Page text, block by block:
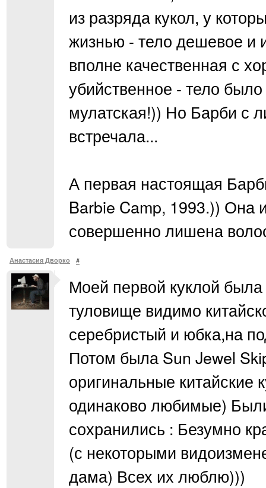
из разряда кукол, у
жизнью - тело дешевое и
вполне качественная с
убийственное - тело было
мулатская!)) Но Барби с
встречала...
А первая настоящая
Barbie Camp, 1993.)) Она
совершенно лишена
Анастасия Дворко #
Моей первой куклой
туловище видимо
серебристый и юбка,на
Потом была Sun Jewel
оригинальные
одинаково любимые)
сохранились : Безумно
(с некоторыми
дама) Всех их люблю)))